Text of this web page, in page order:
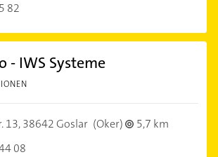
82
- IWS Systeme
13,38642 Goslar (Oker)
5,7 km
08